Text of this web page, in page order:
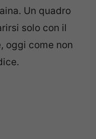
Un quadro
solo con il
oggi come non